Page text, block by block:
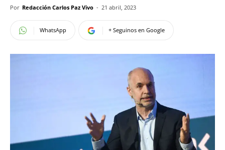
Por Redacción Carlos Paz Vivo - 21 abril, 2023
WhatsApp + Seguinos en Google